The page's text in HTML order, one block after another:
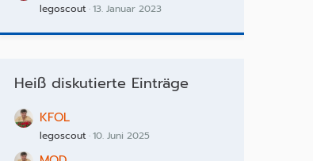
legoscout 13. Januar 2023
Heiß diskutierte Einträge
KFOL
legoscout 10. Juni 2025